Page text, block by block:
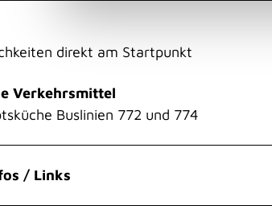
g
a
u
w
h
l
direkt am Startpunkt
Verkehrsmittel
Buslinien 772 und 774
/ Links